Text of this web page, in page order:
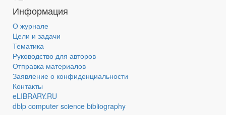
Информация
О журнале
Цели и задачи
Тематика
Руководство для авторов
Отправка материалов
Заявление о конфиденциальности
Контакты
eLIBRARY.RU
dblp computer science bibliography